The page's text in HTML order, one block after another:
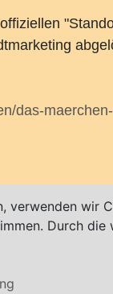
das-
wir
Durch